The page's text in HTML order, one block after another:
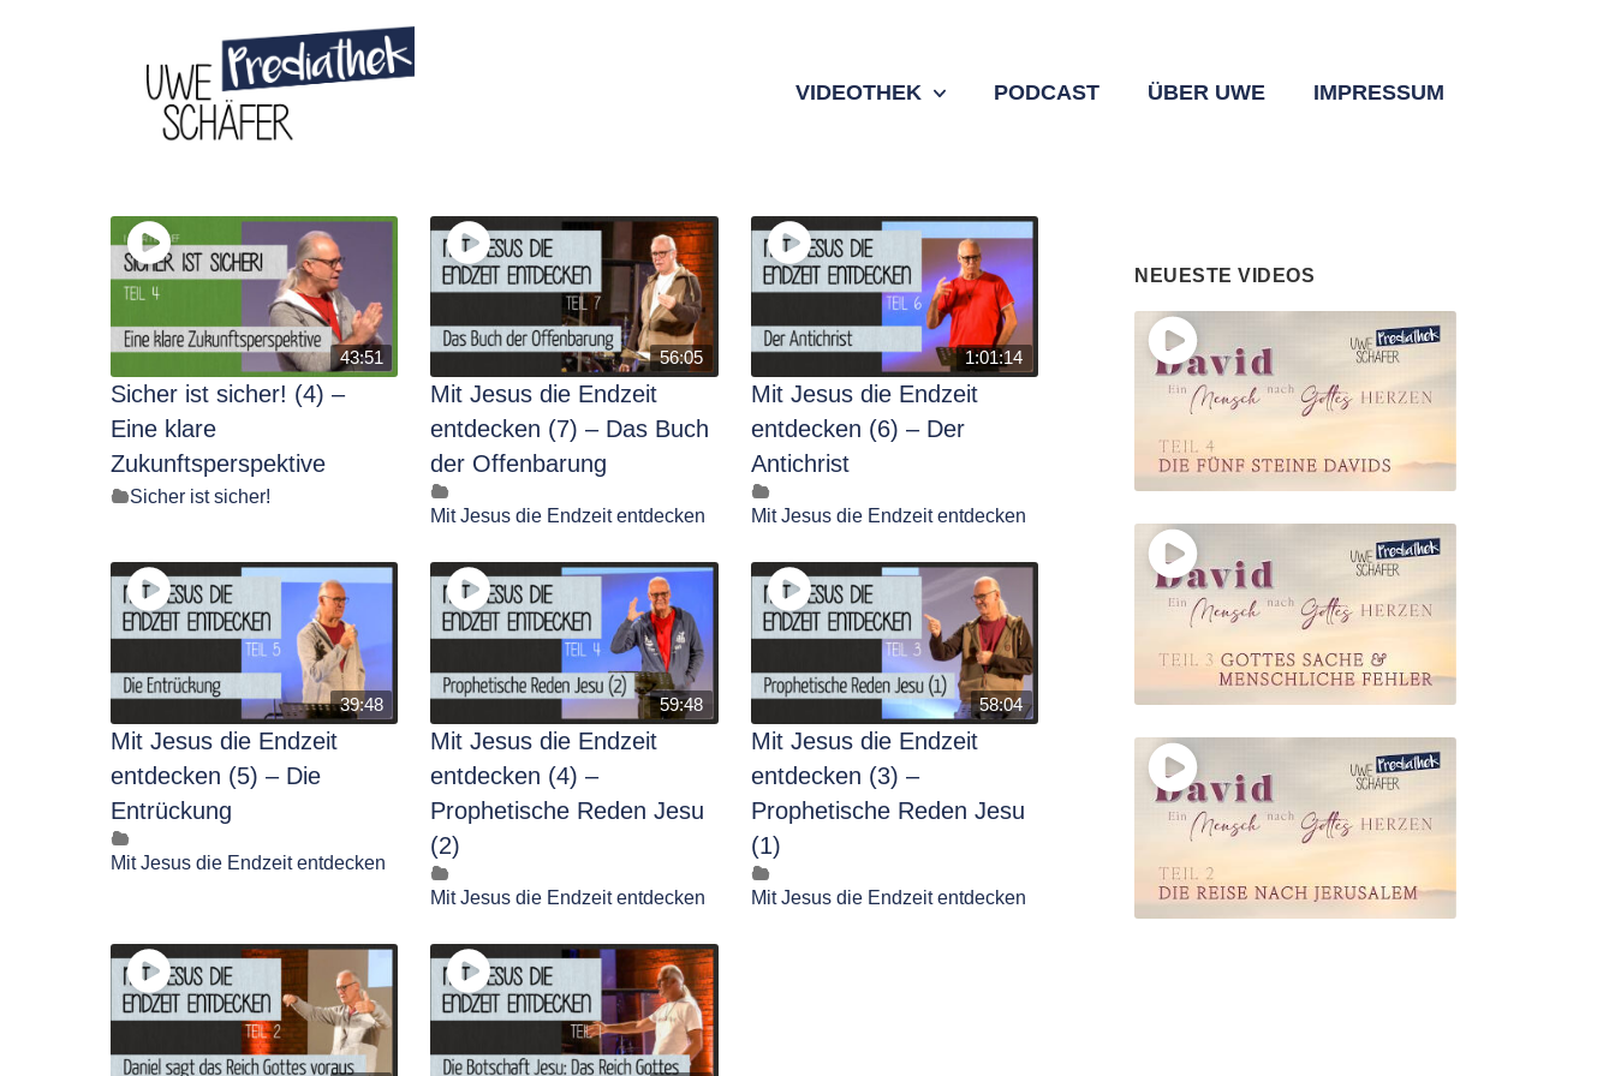
VIDEOTHEK PODCAST ÜBER UWE IMPRESSUM
43:51
Sicher ist sicher! (4) –
Eine klare
Zukunftsperspektive
Sicher ist sicher!
56:05
Mit Jesus die Endzeit
entdecken (7) – Das Buch
der Offenbarung
Mit Jesus die Endzeit entdecken
1:01:14
Mit Jesus die Endzeit
entdecken (6) – Der
Antichrist
Mit Jesus die Endzeit entdecken
39:48
Mit Jesus die Endzeit
entdecken (5) – Die
Entrückung
Mit Jesus die Endzeit entdecken
59:48
Mit Jesus die Endzeit
entdecken (4) –
Prophetische Reden Jesu
(2)
Mit Jesus die Endzeit entdecken
58:04
Mit Jesus die Endzeit
entdecken (3) –
Prophetische Reden Jesu
(1)
Mit Jesus die Endzeit entdecken
NEUESTE VIDEOS